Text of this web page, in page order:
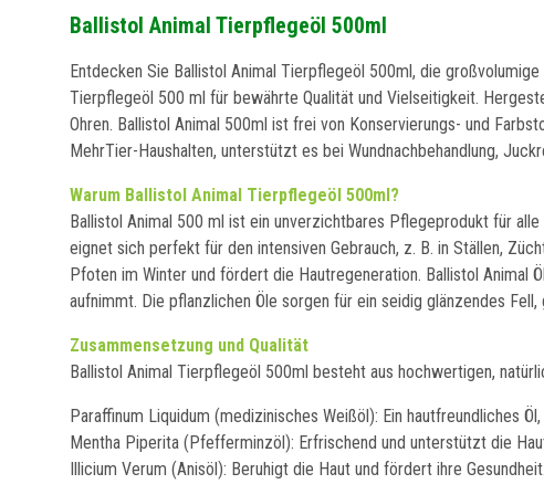
Ballistol Animal Tierpflegeöl 500ml
Entdecken Sie Ballistol Animal Tierpflegeöl 500ml, die
Tierpflegeöl 500 ml für bewährte Qualität und Vielseitigkeit.
Ohren. Ballistol Animal 500ml ist frei von Konservierungs- und
MehrTier-Haushalten, unterstützt es bei Wundnachbehandlung,
Warum Ballistol Animal Tierpflegeöl 500ml?
Ballistol Animal 500 ml ist ein unverzichtbares Pflegeprodukt für
eignet sich perfekt für den intensiven Gebrauch, z. B. in Ställen,
Pfoten im Winter und fördert die Hautregeneration. Ballistol
aufnimmt. Die pflanzlichen Öle sorgen für ein seidig glänzendes
Zusammensetzung und Qualität
Ballistol Animal Tierpflegeöl 500ml besteht aus hochwertigen,
Paraffinum Liquidum (medizinisches Weißöl): Ein hautfreundliches
Mentha Piperita (Pfefferminzöl): Erfrischend und unterstützt die
Illicium Verum (Anisöl): Beruhigt die Haut und fördert ihre Gesundheit.